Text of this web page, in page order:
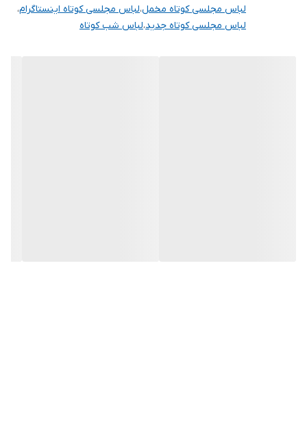
لباس مجلسی کوتاه مخمل،لباس مجلسی کوتاه اینستاگرام،
لباس مجلسی کوتاه جدید،لباس شب کوتاه